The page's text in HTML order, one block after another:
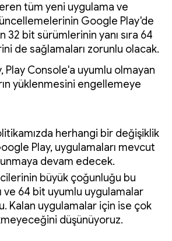
tüm yeni uygulama ve
Google Play'de
32 bit sürümlerinin yanı sıra 64
de sağlamaları zorunlu olacak.
Play Console'a uyumlu olmayan
yüklenmesini engellemeye
herhangi bir değişiklik
Play, uygulamaları mevcut
devam edecek.
büyük çoğunluğu bu
ve 64 bit uyumlu uygulamalar
Kalan uygulamalar için ise çok
düşünüyoruz.